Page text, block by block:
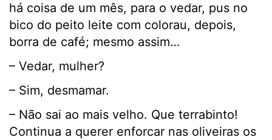
há coisa de um mês, para o vedar, pus no
bico do peito leite com colorau, depois,
borra de café; mesmo assim…
– Vedar, mulher?
– Sim, desmamar.
– Não sai ao mais velho. Que terrabinto!
Continua a querer enforcar nas oliveiras os